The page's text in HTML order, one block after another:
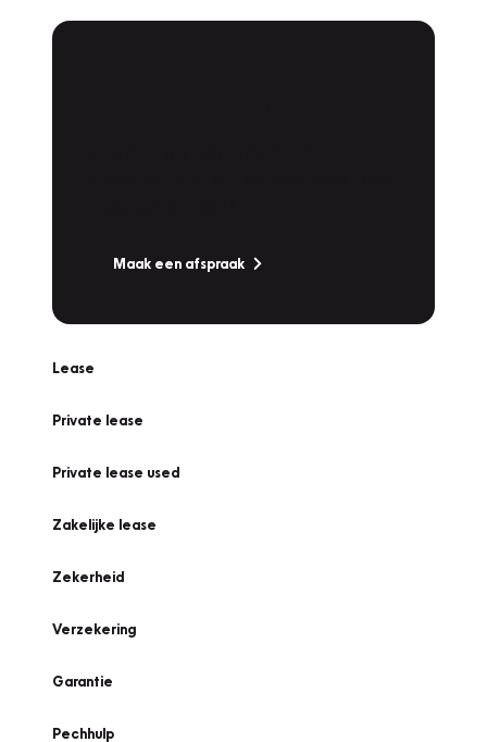
Maak een afspraak
Lease
Private lease
Private lease used
Zakelijke lease
Zekerheid
Verzekering
Garantie
Pechhulp